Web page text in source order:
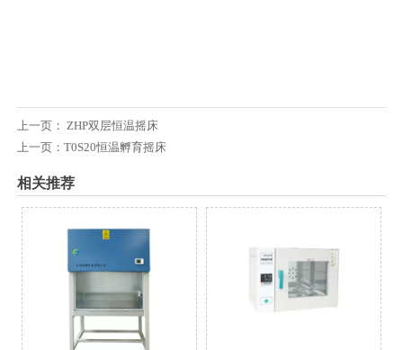
上一页： ZHP双层恒温摇床
上一页： T0S20恒温孵育摇床
相关推荐